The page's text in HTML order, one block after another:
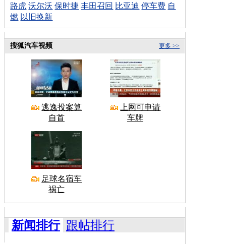
路虎 沃尔沃 保时捷 丰田召回 比亚迪 停车费 自
燃 以旧换新
更多 >>
搜狐汽车视频
逃逸投案算
自首
上网可申请
车牌
足球名宿车
祸亡
新闻排行 跟帖排行